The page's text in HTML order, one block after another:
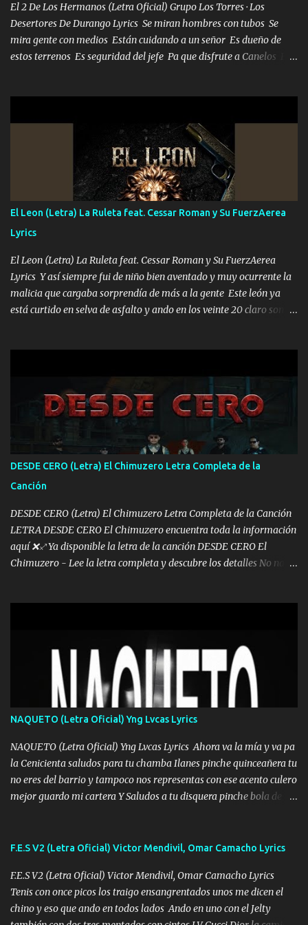
El 2 De Los Hermanos (Letra Oficial) Grupo Los Torres · Los
Desertores De Durango Lyrics Se miran hombres con tubos Se
mira gente con medios Están cuidando a un señor Es dueño de
estos terrenos Es seguridad del jefe Pa que disfrute a Canelos Es
ni tampoco las mujeres porque es platica de grandes por eso hay
que estar alegres doy las instrucciones para atender los deberes
Música Si es que salta algún problema de confianza tengo gente
ahí está el Hombre Cuarenta y también Pariente 7 arreglan
cualquier problema no más es cuestión que ordené NOS HACE
FALTA UN HERMANO DE CLAVE ERA EL 24 SIEMPRE FUE UN
HOMBRE VALIENTE POR ALGO M'URIÓ PELEAND0 SIEMPRE
VIO POR LA FAMILIA PARA QUE SIGA EL LEGADO Es el DOS de
los HERMANOS un cerebro inteligente y com...
El Leon (Letra) La Ruleta feat. Cessar Roman y Su FuerzAerea
Lyrics
El Leon (Letra) La Ruleta feat. Cessar Roman y Su FuerzAerea
Lyrics Y así siempre fui de niño bien aventado y muy ocurrente la
malicia que cargaba sorprendía de más a la gente Este león ya
está curtido en selva de asfalto y ando en los veinte 20 claro son
pa más pues hay charola les voy a dar hasta topar pues no hay de
otra Música Surcando bien mi camino voy por mi línea no veo a
los lados aquel que no corre vuela no se me duerm voy chicoteado
Ya pasé varias hazañas ya tienen rato que me agarran el colmillo
de este León los estatales no sé esperaron Al tiro esta la PrimiZa
también la nueve que cargo al lado doy la mano al que su amigo y
al traicionero damos pa abajo Y No me paran aquí hay pa más
pues hay charola les voy a dar hasta topar pues no hay de otra...
DESDE CERO (Letra) El Chimuzero Letra Completa de la
Canción
DESDE CERO (Letra) El Chimuzero Letra Completa de la Canción
LETRA DESDE CERO El Chimuzero encuentra toda la información
aquí ❌♐ Ya disponible la letra de la canción DESDE CERO El
Chimuzero - Lee la letra completa y descubre los detalles No nací
❌ www.elnorteduro.com ❌ Yo No limito los Sueños , si no existe
Uno pues Hallamos Modos , Si me caigo me Levanto, Aprendo Del
Error Y me sacudo El Lodo ❌ www.elnorteduro.com ❌ El Dinero
No me falta Pero Tampoco me Estorba , Por Eso Manejo Todo
Bien Regido Por mis Normas . Aquí no Se Sufre de Ego vengo Desde
Abajo y me costó subir Fue Con Trabajo Y Esfuerzo, Nada es
Regalado Me Super Invertir A Mí lado Una Princesa que A pesar de
Todo Siempre a estado ahí . Hecho pa...
NAQUETO (Letra Oficial) Yng Lvcas Lyrics
NAQUETO (Letra Oficial) Yng Lvcas Lyrics Ahora va la mía y va pa
la Cenicienta saludos para tu chamba Ilanes pinche quinceañera tu
no eres del barrio y tampoco nos representas con ese acento culero
mejor guardo mi cartera Y Saludos a tu disquera pinche bola de
amarrados y tu escondido entre el miedo Que el chacal mas caro
timbo tú tu ropa y tus joyas están iguales a ti todas nacas todas
chafas baratas como TAfi Y un trofeo para Jiménez por dejarse
embarazar aunque aquí huele algo raro y es que tu no estas jamas
F.E.S V2 (Letra Oficial) Victor Mendivil, Omar Camacho Lyrics
F.E.S V2 (Letra Oficial) Victor Mendivil, Omar Camacho Lyrics
Tenis con once picos los traigo ensangrentados unos me dicen el
chino y eso que ando en todos lados Ando en uno con el Jelty